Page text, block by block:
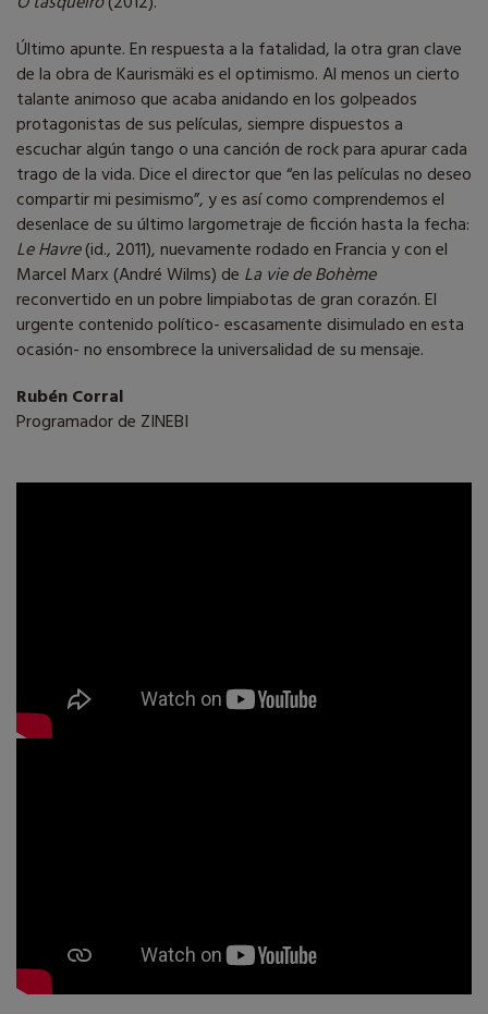
Último apunte. En respuesta a la fatalidad, la otra gran clave
de la obra de Kaurismäki es el optimismo. Al menos un cierto
talante animoso que acaba anidando en los golpeados
protagonistas de sus películas, siempre dispuestos a
escuchar algún tango o una canción de rock para apurar cada
trago de la vida. Dice el director que “en las películas no deseo
compartir mi pesimismo”, y es así como comprendemos el
desenlace de su último largometraje de ficción hasta la fecha:
Le Havre(id., 2011), nuevamente rodado en Francia y con el
Marcel Marx (André Wilms) de La vie de Bohème
reconvertido en un pobre limpiabotas de gran corazón. El
urgente contenido político- escasamente disimulado en esta
ocasión- no ensombrece la universalidad de su mensaje.
Rubén Corral
Programador de ZINEBI